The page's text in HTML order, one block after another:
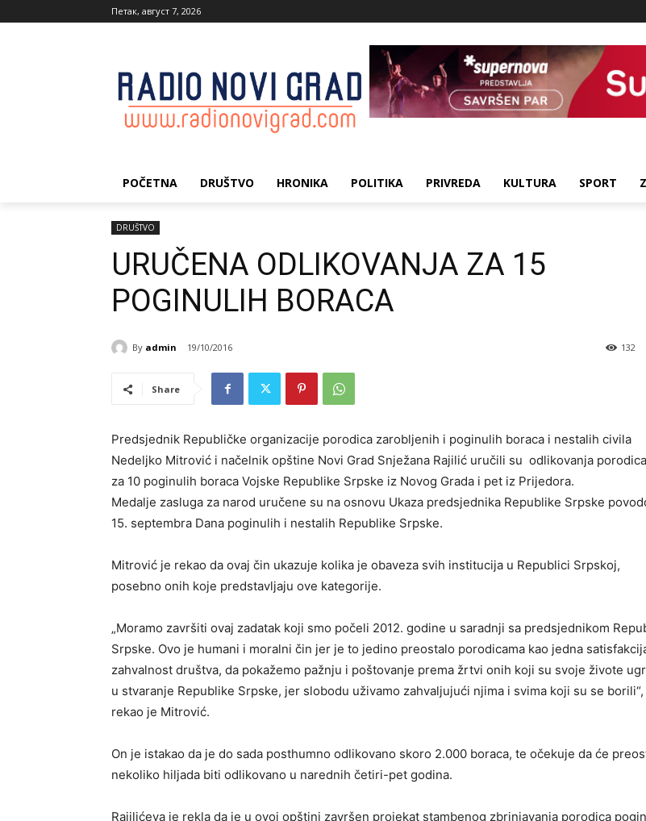
Петак, август 7, 2026
POČETNA DRUŠTVO HRONIKA POLITIKA PRIVREDA KULTURA SPORT
DRUŠTVO
URUČENA ODLIKOVANJA ZA 15
POGINULIH BORACA
By admin 19/10/2016 132
Share
Predsjednik Republičke organizacije porodica zarobljenih i poginulih boraca i nestalih civila
Nedeljko Mitrović i načelnik opštine Novi Grad Snježana Rajilić uručili su odlikovanja
za 10 poginulih boraca Vojske Republike Srpske iz Novog Grada i pet iz Prijedora.
Medalje zasluga za narod uručene su na osnovu Ukaza predsjednika Republike Srpske
15. septembra Dana poginulih i nestalih Republike Srpske.
Mitrović je rekao da ovaj čin ukazuje kolika je obaveza svih institucija u Republici Srpskoj,
posebno onih koje predstavljaju ove kategorije.
„Moramo završiti ovaj zadatak koji smo počeli 2012. godine u saradnji sa predsjednikom
Srpske. Ovo je humani i moralni čin jer je to jedino preostalo porodicama kao jedna
zahvalnost društva, da pokažemo pažnju i poštovanje prema žrtvi onih koji su svoje živote
u stvaranje Republike Srpske, jer slobodu uživamo zahvaljujući njima i svima koji su se borili“,
rekao je Mitrović.
On je istakao da je do sada posthumno odlikovano skoro 2.000 boraca, te očekuje da će
nekoliko hiljada biti odlikovano u narednih četiri-pet godina.
Rajilićeva je rekla da je u ovoj opštini završen projekat stambenog zbrinjavanja porodica